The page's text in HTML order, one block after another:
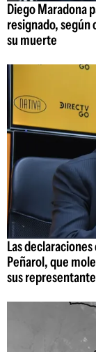
Diego Maradona
resignado, según
su muerte
Las
Peñarol, que
sus